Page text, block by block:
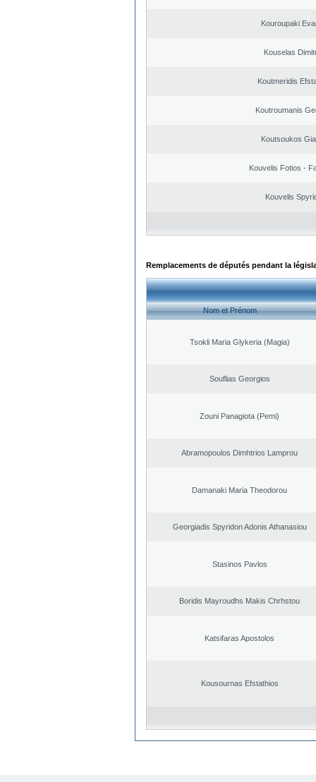
Kouroupaki
Kouselas
Koutmeridis
Koutroumanis
Koutsoukos
Kouvelis Fotios -
Kouvelis
Remplacements de députés pendant la
Nom et Prénom
Tsokli Maria Glykeria (Magia)
Souflias Georgios
Zouni Panagiota (Pemi)
Abramopoulos Dimhtrios Lamprou
Damanaki Maria Theodorou
Georgiadis Spyridon Adonis Athanasiou
Stasinos Pavlos
Boridis Mayroudhs Makis Chrhstou
Katsifaras Apostolos
Kousournas Efstathios